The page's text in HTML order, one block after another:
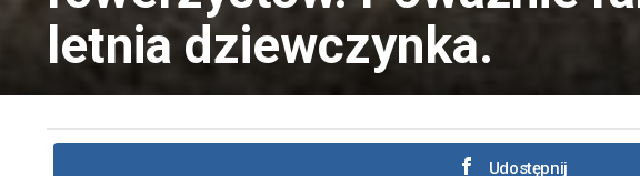
letnia dziewczynka.
Udostępnij